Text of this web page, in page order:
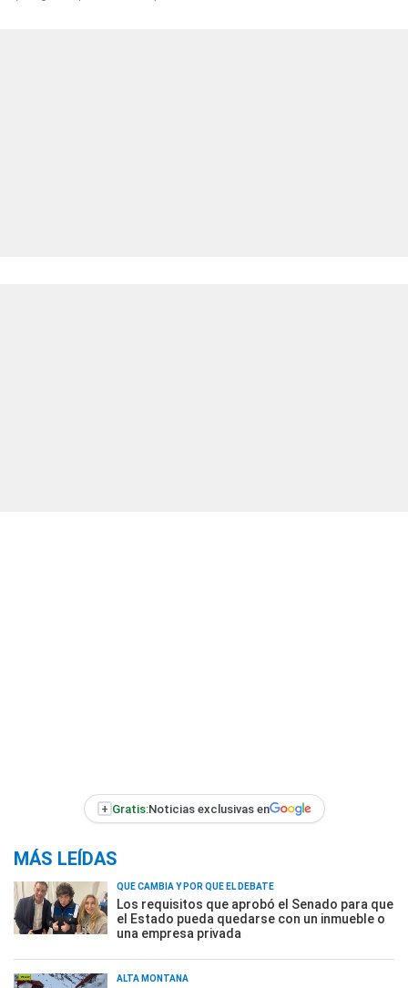
+ Gratis:Noticias exclusivas en
MÁS LEÍDAS
QUÉ CAMBIA Y POR QUÉ EL DEBATE
Los requisitos que aprobó el Senado para que
el Estado pueda quedarse con un inmueble o
una empresa privada
ALTA MONTAÑA